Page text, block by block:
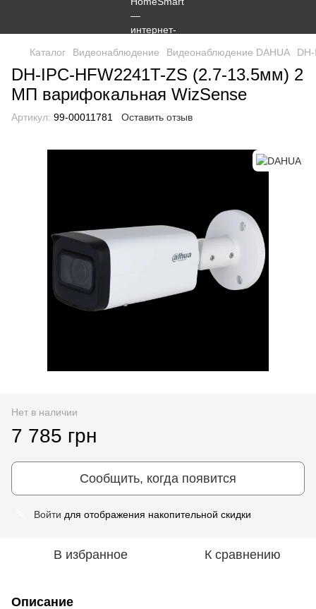
Каталог Видеонаблюдение Видеонаблюдение DAHUA
DH-IPC-HFW2241T-ZS (2.7-13.5мм) 2
МП варифокальная WizSense
Артикул: 99-00011781 Оставить отзыв
Нет в наличии
7 785 грн
Сообщить, когда появится
Войти для отображения накопительной скидки
В избранное К сравнению
Описание